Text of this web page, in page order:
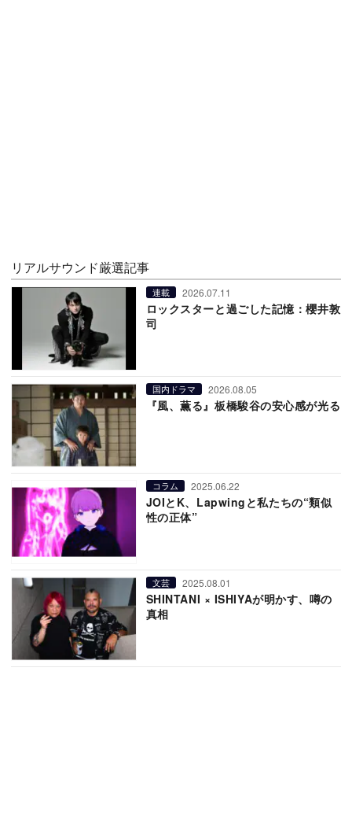
リアルサウンド厳選記事
連載 2026.07.11
ロックスターと過ごした記憶：櫻井敦
司
国内ドラマ 2026.08.05
『風、薫る』板橋駿谷の安心感が光る
コラム 2025.06.22
JOIとK、Lapwingと私たちの“類似
性の正体”
文芸 2025.08.01
SHINTANI × ISHIYAが明かす、噂の
真相